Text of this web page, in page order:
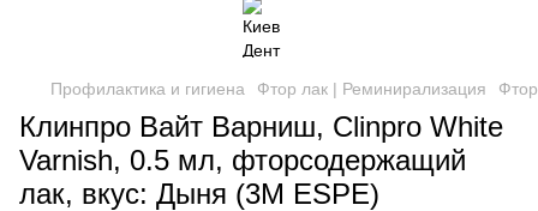
Профилактика и гигиена Фтор лак | Реминирализация
Клинпро Вайт Варниш, Clinpro White
Varnish, 0.5 мл, фторсодержащий
лак, вкус: Дыня (3M ESPE)